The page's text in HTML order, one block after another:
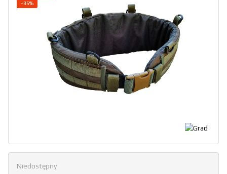
−35%
Niedostępny